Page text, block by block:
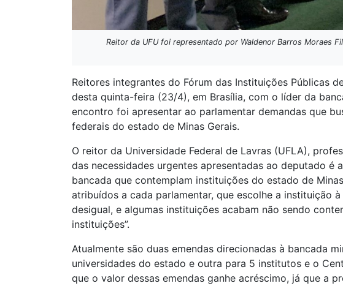
Reitor da UFU foi representado por Waldenor Barros Moraes
Reitores integrantes do Fórum das Instituições Públicas
desta quinta-feira (23/4), em Brasília, com o líder da
encontro foi apresentar ao parlamentar demandas que
federais do estado de Minas Gerais.
O reitor da Universidade Federal de Lavras (UFLA),
das necessidades urgentes apresentadas ao deputado
bancada que contemplam instituições do estado de
atribuídos a cada parlamentar, que escolhe a instituição
desigual, e algumas instituições acabam não sendo
instituições”.
Atualmente são duas emendas direcionadas à bancada
universidades do estado e outra para 5 institutos e o
que o valor dessas emendas ganhe acréscimo, já que a